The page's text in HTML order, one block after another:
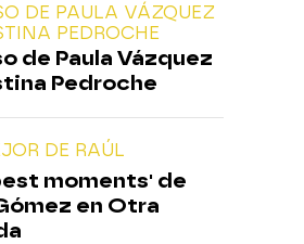
DE PAULA VÁZQUEZ
PEDROCHE
de Paula Vázquez
Pedroche
DE RAÚL
moments' de
en Otra